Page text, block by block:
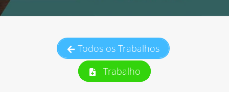
Todos os Trabalhos
Trabalho